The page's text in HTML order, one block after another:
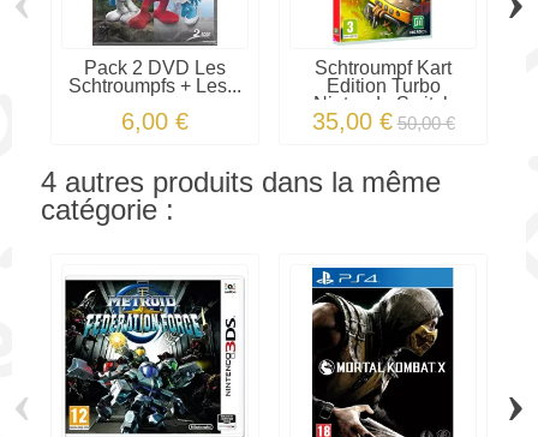
Pack 2 DVD Les
Schtroumpfs + Les...
6,00 €
Schtroumpf Kart
Edition Turbo
Nintendo Switch
35,00 € 50,00 €
4 autres produits dans la même
catégorie :
‹ ›